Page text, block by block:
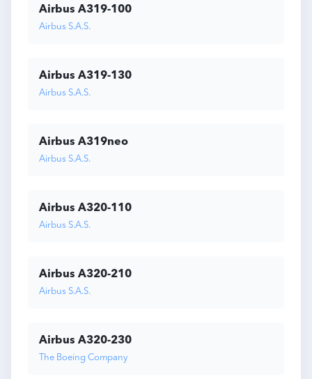
Airbus A319-100
Airbus S.A.S.
Airbus A319-130
Airbus S.A.S.
Airbus A319neo
Airbus S.A.S.
Airbus A320-110
Airbus S.A.S.
Airbus A320-210
Airbus S.A.S.
Airbus A320-230
The Boeing Company